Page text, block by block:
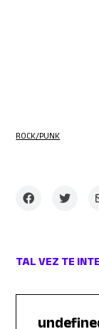
ROCK/PUNK
TAL VEZ TE